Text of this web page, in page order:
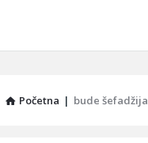
Početna | bude šefadžija